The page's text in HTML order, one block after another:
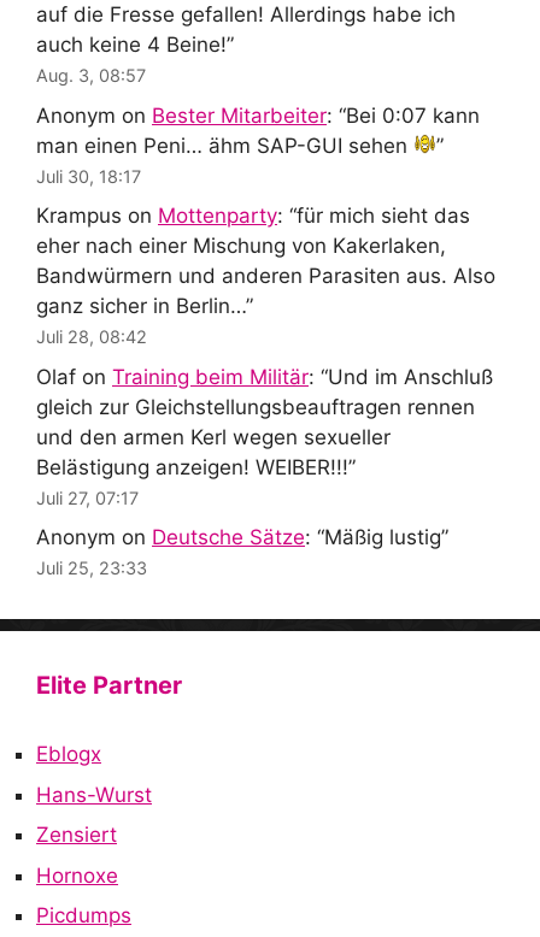
auf die Fresse gefallen! Allerdings habe ich
auch keine 4 Beine!”
Aug. 3, 08:57
Anonym on Bester Mitarbeiter: “Bei 0:07 kann
man einen Peni… ähm SAP-GUI sehen
”
Juli 30, 18:17
Krampus on Mottenparty: “für mich sieht das
eher nach einer Mischung von Kakerlaken,
Bandwürmern und anderen Parasiten aus. Also
ganz sicher in Berlin…”
Juli 28, 08:42
Olaf on Training beim Militär: “Und im Anschluß
gleich zur Gleichstellungsbeauftragen rennen
und den armen Kerl wegen sexueller
Belästigung anzeigen! WEIBER!!!”
Juli 27, 07:17
Anonym on Deutsche Sätze: “Mäßig lustig”
Juli 25, 23:33
Elite Partner
Eblogx
Hans-Wurst
Zensiert
Hornoxe
Picdumps